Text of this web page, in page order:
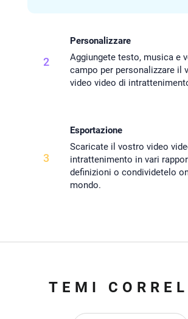
2
Personalizzare
Aggiungete testo, musica e
campo per personalizzare il
video video di
3
Esportazione
Scaricate il vostro video
intrattenimento in vari
definizioni o condividetelo
mondo.
TEMI